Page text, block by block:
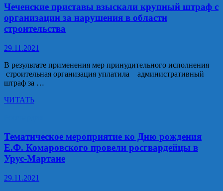
прошел
смотр
личного
автотранспорта.
Чеченские приставы взыскали крупный штраф с
организации за нарушения в области
строительства
29.11.2021
В результате применения мер принудительного исполнения
строительная организация уплатила административный
штраф за …
Чеченские
штраф
с
организации
за
в
ЧИТАТЬ
Тематическое мероприятие ко Дню рождения
Е.Ф. Комаровского провели росгвардейцы в
Урус-Мартане
29.11.2021